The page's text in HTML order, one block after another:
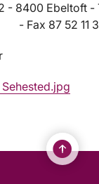
- 8400 Ebeltoft -
- Fax 87 52 11